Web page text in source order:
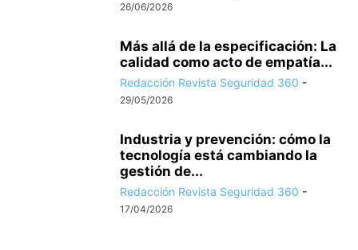
26/06/2026
Más allá de la especificación: La
calidad como acto de empatía...
Redacción Revista Seguridad 360 -
29/05/2026
Industria y prevención: cómo la
tecnología está cambiando la
gestión de...
Redacción Revista Seguridad 360 -
17/04/2026